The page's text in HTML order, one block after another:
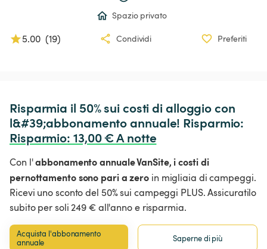
Spazio privato
5.00 (19) Condividi Preferiti
Risparmia il 50% sui costi di alloggio con
l&#39;abbonamento annuale! Risparmio:
Risparmio: 13,00 € A notte
Con l'abbonamento annuale VanSite, i costi di
pernottamento sono pari a zero in migliaia di campeggi.
Ricevi uno sconto del 50% sui campeggi PLUS. Assicuratilo
subito per soli 249 € all'anno e risparmia.
Acquista l'abbonamento
annuale
Saperne di più